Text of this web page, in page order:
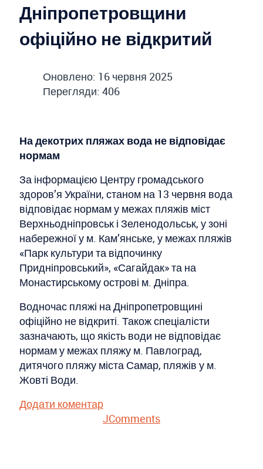
Дніпропетровщини
офіційно не відкритий
Оновлено: 16 червня 2025
Перегляди: 406
На декотрих пляжах вода не відповідає
нормам
За інформацією Центру громадського
здоров’я України, станом на 13 червня вода
відповідає нормам у межах пляжів міст
Верхньодніпровськ і Зеленодольськ, у зоні
набережної у м. Кам’янське, у межах пляжів
«Парк культури та відпочинку
Придніпровський», «Сагайдак» та на
Монастирському острові м. Дніпра.
Водночас пляжі на Дніпропетровщині
офіційно не відкриті. Також спеціалісти
зазначають, що якість води не відповідає
нормам у межах пляжу м. Павлоград,
дитячого пляжу міста Самар, пляжів у м.
Жовті Води.
Додати коментар
JComments